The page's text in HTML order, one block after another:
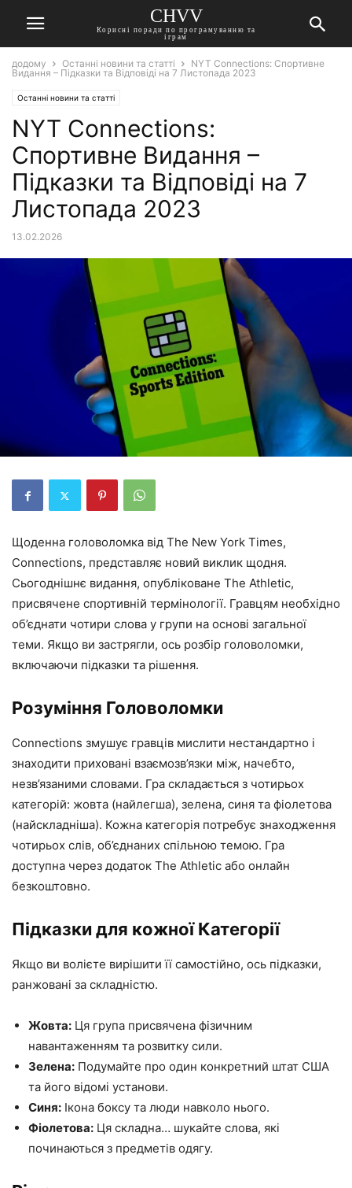
CHVV
Корисні поради по програмуванню та
іграм
додому Останні новини та статті
NYT Connections: Спортивне
Видання – Підказки та Відповіді на 7 Листопада 2023
Останні новини та статті
NYT Connections:
Спортивне Видання –
Підказки та Відповіді на 7
Листопада 2023
13.02.2026
Щоденна головоломка від The New York Times,
Connections, представляє новий виклик щодня.
Сьогоднішнє видання, опубліковане The Athletic,
присвячене спортивній термінології. Гравцям необхідно
об’єднати чотири слова у групи на основі загальної
теми. Якщо ви застрягли, ось розбір головоломки,
включаючи підказки та рішення.
Розуміння Головоломки
Connections змушує гравців мислити нестандартно і
знаходити приховані взаємозв’язки між, начебто,
незв’язаними словами. Гра складається з чотирьох
категорій: жовта (найлегша), зелена, синя та фіолетова
(найскладніша). Кожна категорія потребує знаходження
чотирьох слів, об’єднаних спільною темою. Гра
доступна через додаток The Athletic або онлайн
безкоштовно.
Підказки для кожної Категорії
Якщо ви волієте вирішити її самостійно, ось підказки,
ранжовані за складністю.
Жовта: Ця група присвячена фізичним
навантаженням та розвитку сили.
Зелена: Подумайте про один конкретний штат США
та його відомі установи.
Синя: Ікона боксу та люди навколо нього.
Фіолетова: Ця складна… шукайте слова, які
починаються з предметів одягу.